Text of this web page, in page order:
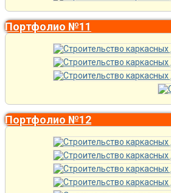
Портфолио №11
Портфолио №12